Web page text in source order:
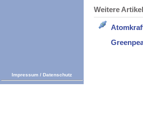
Weitere
Impressum / Datenschutz